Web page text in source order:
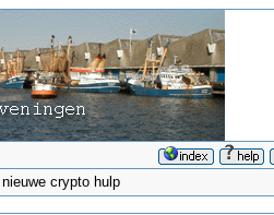
nieuwe crypto hulp